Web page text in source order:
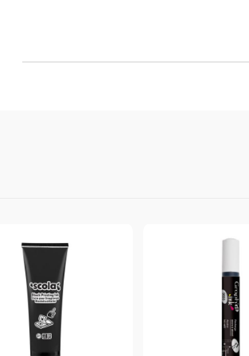
- За текстил, дърво,
- Chalk ink,
мастило
- Пигментно мастило
ВОСЪЦИ